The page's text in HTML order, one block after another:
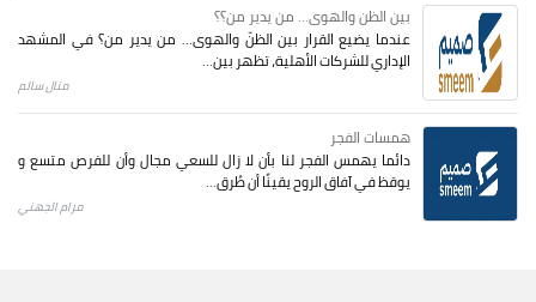
بين الظن والهوى... من يدير من؟؟
عندما يضيع القرار بين الظنّ والهوى… من يدير من؟ في المشهد
الإداري للشركات الأهلية، تظهر بين...
منال سالم
همسات الفجر
دائما يهمس الفجر لنا بأن لا زال للسعي مجال وأن للفرص متسع و
يوقظ في آفاق الروح يقينًا أن طُرق...
مرام الجهني